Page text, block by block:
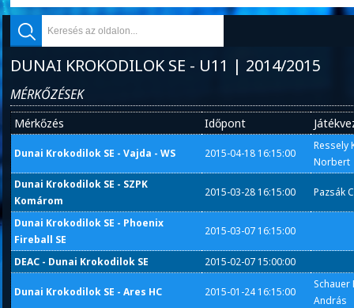
DUNAI KROKODILOK SE - U11 | 2014/2015
MÉRKŐZÉSEK
Mérkőzés Időpont
Dunai Krokodilok SE - Vajda - WS 2015-04-18 16:15:00
Ressely
Norbert
Dunai Krokodilok SE - SZPK
Komárom
2015-03-28 16:15:00 Pazsák
Dunai Krokodilok SE - Phoenix
Fireball SE
2015-03-07 16:15:00
DEAC - Dunai Krokodilok SE 2015-02-07 15:00:00
Dunai Krokodilok SE - Ares HC 2015-01-24 16:15:00
Schauer
András